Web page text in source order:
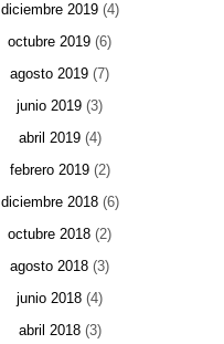
diciembre 2019(4)
octubre 2019 (6)
agosto 2019 (7)
junio 2019 (3)
abril 2019(4)
febrero 2019(2)
diciembre 2018(6)
octubre 2018 (2)
agosto 2018 (3)
junio 2018 (4)
abril 2018(3)